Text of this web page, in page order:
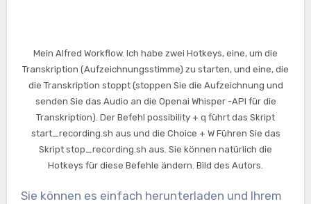
Mein Alfred Workflow. Ich habe zwei Hotkeys, eine, um die
Transkription (Aufzeichnungsstimme) zu starten, und eine, die
die Transkription stoppt (stoppen Sie die Aufzeichnung und
senden Sie das Audio an die Openai Whisper -API für die
Transkription). Der Befehl possibility + q führt das Skript
start_recording.sh aus und die Choice + W Führen Sie das
Skript stop_recording.sh aus. Sie können natürlich die
Hotkeys für diese Befehle ändern. Bild des Autors.
Sie können es einfach herunterladen und Ihrem